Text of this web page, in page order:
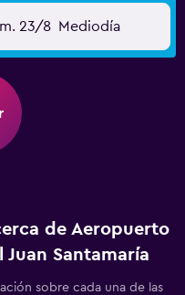
23/8 Mediodía
de Aeropuerto
Juan Santamaría
sobre cada una de las